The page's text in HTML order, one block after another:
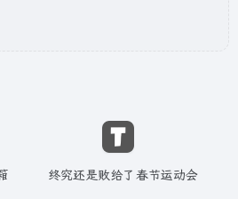
终究还是败给了春节运动会